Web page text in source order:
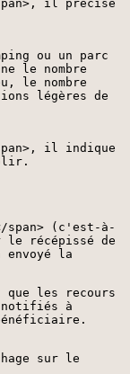
il précise
ou un parc
le nombre
le nombre
légères de
il indique
span> (c'est-à-
récépissé de
envoyé la
que les recours
notifiés à
sur le